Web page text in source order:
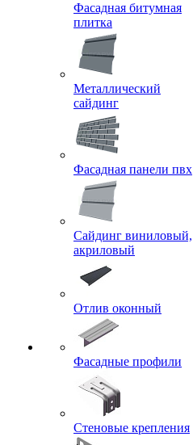
Фасадная битумная
плитка
Металлический
сайдинг
Фасадная панели пвх
Сайдинг виниловый,
акриловый
Отлив оконный
Фасадные профили
Стеновые крепления